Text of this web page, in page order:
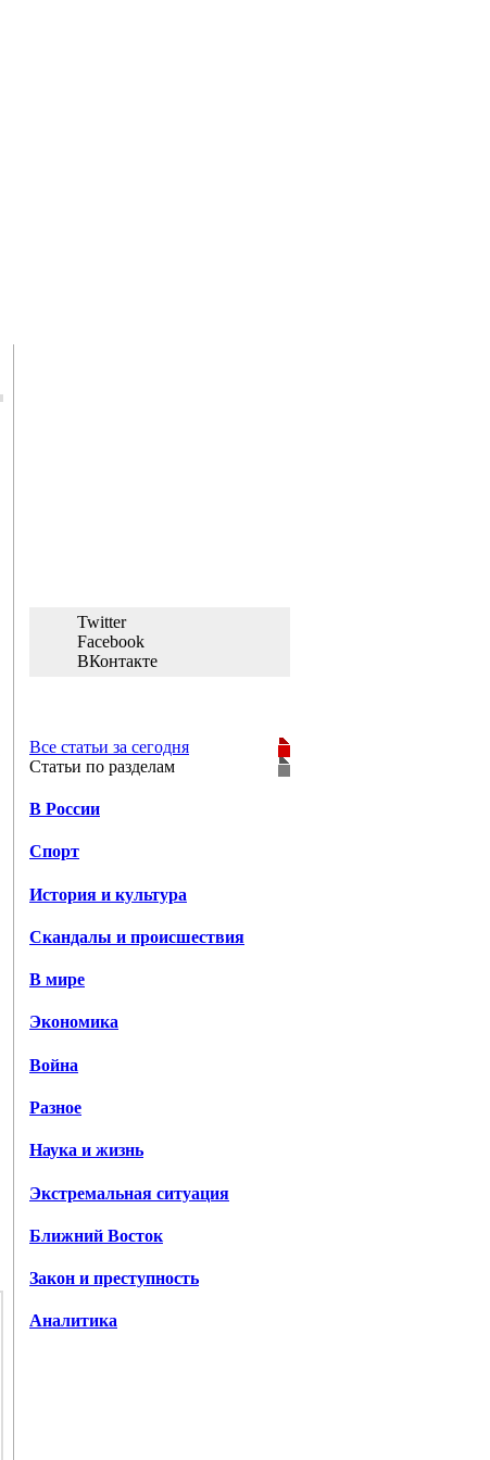
Twitter
Facebook
ВКонтакте
Все статьи за сегодня
Статьи по разделам
В России
Спорт
История и культура
Скандалы и происшествия
В мире
Экономика
Война
Разное
Наука и жизнь
Экстремальная ситуация
Ближний Восток
Закон и преступность
Аналитика